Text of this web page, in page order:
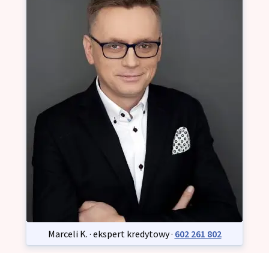
Marceli K. · ekspert kredytowy · 602 261 802